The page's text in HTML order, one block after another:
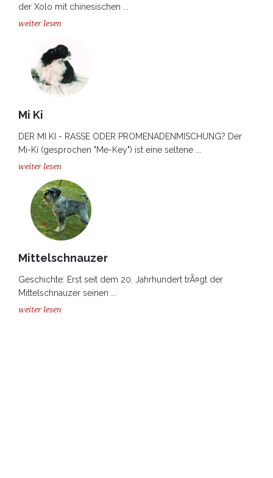
der Xolo mit chinesischen ...
weiter lesen
Mi Ki
DER MI KI - RASSE ODER PROMENADENMISCHUNG? Der
Mi-Ki (gesprochen "Me-Key") ist eine seltene ...
weiter lesen
Mittelschnauzer
Geschichte: Erst seit dem 20. Jahrhundert trÃ¤gt der
Mittelschnauzer seinen ...
weiter lesen